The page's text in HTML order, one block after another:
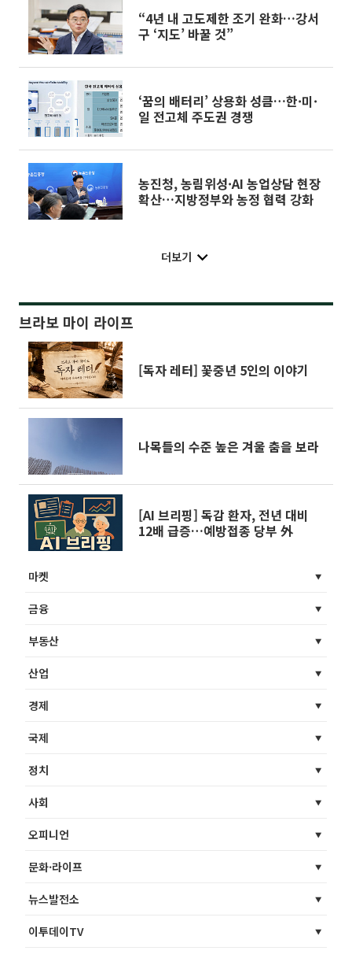
“4년 내 고도제한 조기 완화…강서
구 ‘지도’ 바꿀 것”
‘꿈의 배터리’ 상용화 성큼…한·미·
일 전고체 주도권 경쟁
농진청, 농림위성·AI 농업상담 현장
확산…지방정부와 농정 협력 강화
더보기
브라보 마이 라이프
[독자 레터] 꽃중년 5인의 이야기
나목들의 수준 높은 겨울 춤을 보라
[AI 브리핑] 독감 환자, 전년 대비
12배 급증…예방접종 당부 外
마켓
금융
부동산
산업
경제
국제
정치
사회
오피니언
문화·라이프
뉴스발전소
이투데이TV